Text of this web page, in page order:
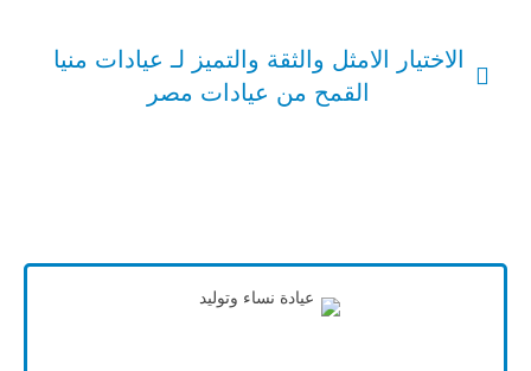
الاختيار الامثل والثقة والتميز لـ عيادات منيا
القمح من عيادات مصر